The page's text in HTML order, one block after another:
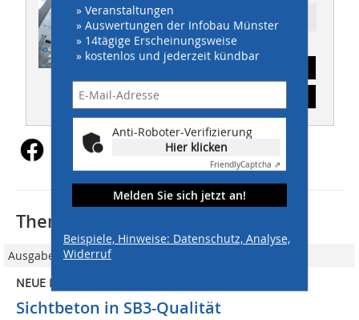
Ressort: GALABAU
» Veranstaltungen
» Auswertungen der Infobau Münster
» 14tägige Erscheinungsweise
» kostenlos und jederzeit kündbar
Anti-Roboter-Verifizierung
Hier klicken
FriendlyCaptcha ⇗
Melden Sie sich jetzt an!
Beispiele, Hinweise: Datenschutz, Analyse,
Widerruf
Thematisch passende Artikel:
Ausgabe 07/2014
NEUE KLINIK FÜR ALTERSPSYCHIATRIE
Sichtbeton in SB3-Qualität